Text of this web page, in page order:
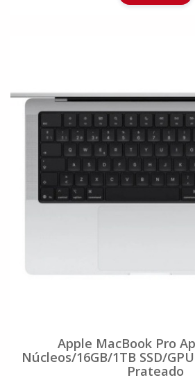
Apple MacBook Pro
Núcleos/16GB/1TB SSD/
Prateado